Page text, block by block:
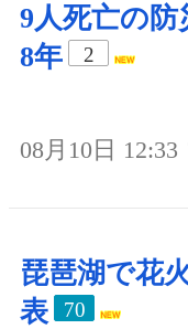
9人死亡の防
8年
2
08月10日 12:33
琵琶湖で花
表
70